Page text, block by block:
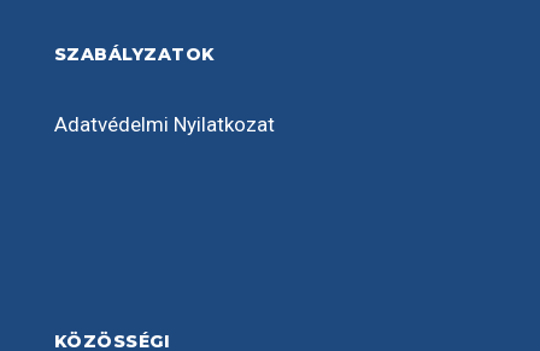
SZABÁLYZATOK
Adatvédelmi Nyilatkozat
KÖZÖSSÉGI